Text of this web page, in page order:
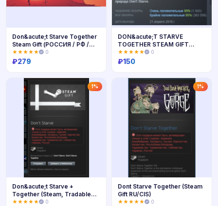
Купить
Don&acute;t Starve Together
Steam Gift (РОССИЯ / РФ /
СНГ)
★★★★★ 0
₽279
Купить
DON&acute;T STARVE
TOGETHER STEAM GIFT
РОССИЯ+СНГ
★★★★★ 0
₽150
1%
Don&acute;t Starve +
Together (Steam, Tradable
Gift, RU/CIS)
★★★★★ 0
1%
Dont Starve Together (Steam
Gift RU/CIS)
★★★★★ 0